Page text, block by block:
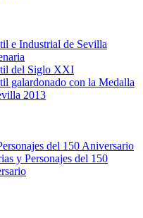
e Industrial de Sevilla
del Siglo XXI
galardonado con la Medalla
2013
del 150 Aniversario
y Personajes del 150